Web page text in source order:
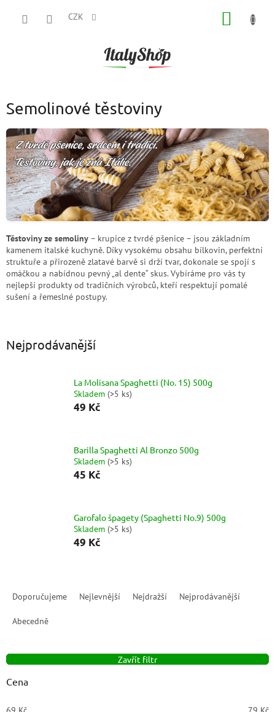
CZK
Semolinové těstoviny
Těstoviny ze semoliny – krupice z tvrdé pšenice – jsou základním
kamenem italské kuchyně. Díky vysokému obsahu bílkovin, perfektní
struktuře a přirozeně zlatavé barvě si drží tvar, dokonale se spojí s
omáčkou a nabídnou pevný „al dente“ skus. Vybíráme pro vás ty
nejlepší produkty od tradičních výrobců, kteří respektují pomalé
sušení a řemeslné postupy.
Nejprodávanější
La Molisana Spaghetti (No. 15) 500g
Skladem (>5 ks)
49 Kč
Barilla Spaghetti Al Bronzo 500g
Skladem (>5 ks)
45 Kč
Garofalo špagety (Spaghetti No.9) 500g
Skladem (>5 ks)
49 Kč
p
r
o
d
Doporučujeme Nejlevnější Nejdražší Nejprodávanější
Abecedně
Zavřít filtr
Cena